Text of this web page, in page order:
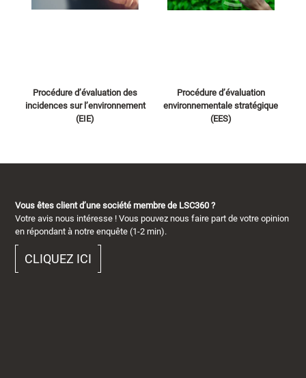
Procédure d’évaluation des
incidences sur l’environnement
(EIE)
Procédure d’évaluation
environnementale stratégique
(EES)
Vous êtes client d’une société membre de LSC360 ?
Votre avis nous intéresse ! Vous pouvez nous faire part de votre opinion
en répondant à notre enquête (1-2 min).
CLIQUEZ ICI